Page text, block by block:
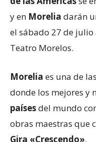
y en Morelia darán
el sábado 27 de julio
Teatro Morelos.
Morelia es una de
donde los mejores y
paísesdel mundo
obras maestras que
Gira «Crescendo».